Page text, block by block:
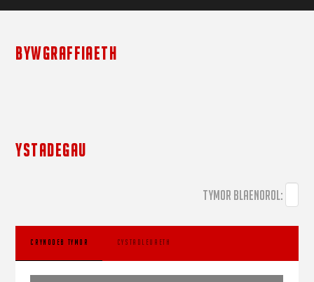
BYWGRAFFIAETH
YSTADEGAU
TYMOR BLAENOROL:
CRYNODEB TYMOR CYSTADLEUAETH